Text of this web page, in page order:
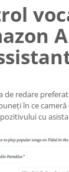
de redare
în ce
cu